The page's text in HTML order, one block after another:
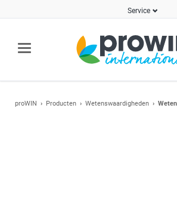
Service
proWIN Producten Wetenswaardigheden